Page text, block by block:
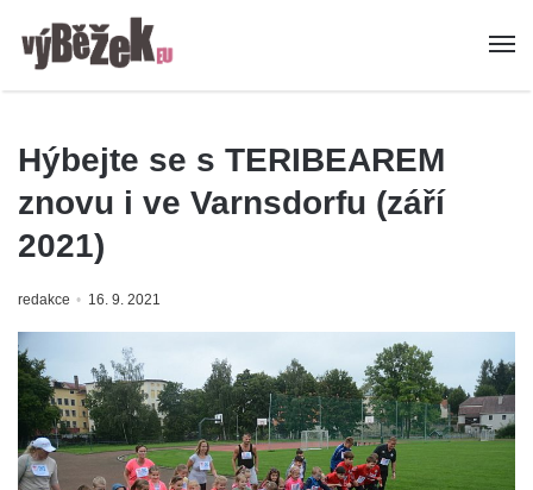
Hýbejte se s TERIBEAREM
znovu i ve Varnsdorfu (září
2021)
redakce 16. 9. 2021